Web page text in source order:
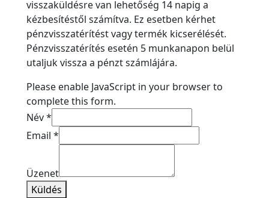
visszaküldésre van lehetőség 14 napig a
kézbesítéstől számítva. Ez esetben kérhet
pénzvisszatérítést vagy termék kicserélését.
Pénzvisszatérítés esetén 5 munkanapon belül
utaljuk vissza a pénzt számlájára.
Please enable JavaScript in your browser to
complete this form.
Név*
Email *
Üzenet
Küldés